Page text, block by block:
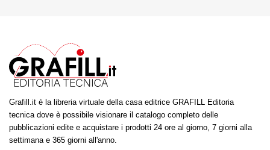
Grafill.it è la libreria virtuale della casa editrice GRAFILL Editoria
tecnica dove è possibile visionare il catalogo completo delle
pubblicazioni edite e acquistare i prodotti 24 ore al giorno, 7 giorni alla
settimana e 365 giorni all'anno.